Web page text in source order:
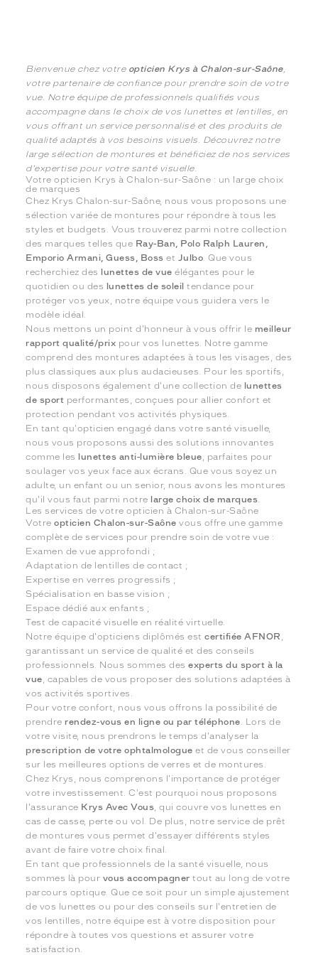
Bienvenue chez votre opticien Krys à Chalon-sur-Saône,
votre partenaire de confiance pour prendre soin de votre
vue. Notre équipe de professionnels qualifiés vous
accompagne dans le choix de vos lunettes et lentilles, en
vous offrant un service personnalisé et des produits de
qualité adaptés à vos besoins visuels. Découvrez notre
large sélection de montures et bénéficiez de nos services
d'expertise pour votre santé visuelle.
Votre opticien Krys à Chalon-sur-Saône : un large choix
de marques
Chez Krys Chalon-sur-Saône, nous vous proposons une
sélection variée de montures pour répondre à tous les
styles et budgets. Vous trouverez parmi notre collection
des marques telles que Ray-Ban, Polo Ralph Lauren,
Emporio Armani, Guess, Boss et Julbo. Que vous
recherchiez des
lunettes de vue élégantes pour le
quotidien ou des lunettes de soleil tendance pour
protéger vos yeux, notre équipe vous guidera vers le
modèle idéal.
Nous mettons un point d'honneur à vous offrir le meilleur
rapport qualité/prix pour vos lunettes. Notre gamme
comprend des montures adaptées à tous les visages, des
plus classiques aux plus audacieuses. Pour les sportifs,
nous disposons également d'une collection de lunettes
de sport performantes, conçues pour allier confort et
protection pendant vos activités physiques.
En tant qu'opticien engagé dans votre santé visuelle,
nous vous proposons aussi des solutions innovantes
comme les
lunettes anti-lumière bleue, parfaites pour
soulager vos yeux face aux écrans. Que vous soyez un
adulte, un enfant ou un senior, nous avons les montures
qu'il vous faut parmi notre large choix de marques.
Les services de votre opticien à Chalon-sur-Saône
Votreopticien Chalon-sur-Saône vous offre une gamme
complète de services pour prendre soin de votre vue :
Examen de vue approfondi ;
Adaptation de lentilles de contact ;
Expertise en verres progressifs ;
Spécialisation en basse vision ;
Espace dédié aux enfants ;
Test de capacité visuelle en réalité virtuelle.
Notre équipe d'opticiens diplômés estcertifiée AFNOR ,
garantissant un service de qualité et des conseils
professionnels. Nous sommes desexperts du sport à la
vue, capables de vous proposer des solutions adaptées à
vos activités sportives.
Pour votre confort, nous vous offrons la possibilité de
prendre rendez-vous en ligne ou par téléphone. Lors de
votre visite, nous prendrons le temps d'analyser la
prescription de votre ophtalmologue et de vous conseiller
sur les meilleures options de verres et de montures.
Chez Krys, nous comprenons l'importance de protéger
votre investissement. C'est pourquoi nous proposons
l'assurance Krys Avec Vous, qui couvre vos lunettes en
cas de casse, perte ou vol. De plus, notre service de prêt
de montures vous permet d'essayer différents styles
avant de faire votre choix final.
En tant que professionnels de la santé visuelle, nous
sommes là pour vous accompagner tout au long de votre
parcours optique. Que ce soit pour un simple ajustement
de vos lunettes ou pour des conseils sur l'entretien de
vos lentilles, notre équipe est à votre disposition pour
répondre à toutes vos questions et assurer votre
satisfaction.